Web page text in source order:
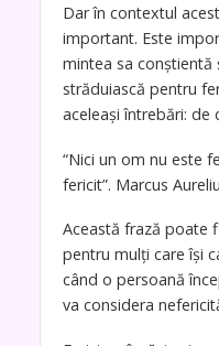
Dar în contextul
important. Este
mintea sa conștientă
străduiască pentru
aceleași întrebări: de
“Nici un om nu este
fericit”. Marcus
Această frază poate
pentru mulți care își
când o persoană
va considera